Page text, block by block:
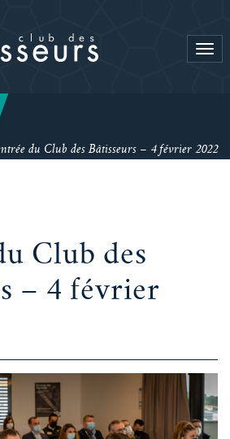
du Club des Bâtisseurs – 4 février 2022
Club des
– 4 février